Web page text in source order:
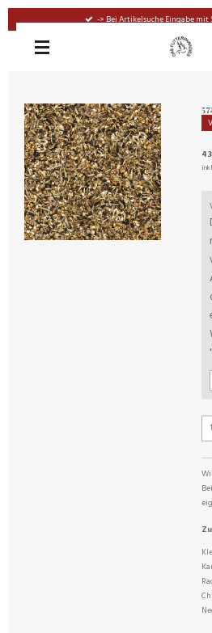
springen
-> Bei Artikelsuche Eingabe mit